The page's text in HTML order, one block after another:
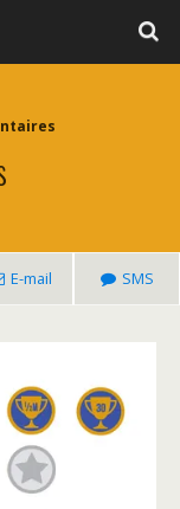
E-mail SMS